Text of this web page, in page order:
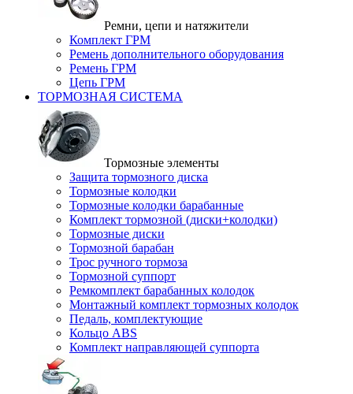
Ремни, цепи и натяжители
Комплект ГРМ
Ремень дополнительного оборудования
Ремень ГРМ
Цепь ГРМ
ТОРМОЗНАЯ СИСТЕМА
Тормозные элементы
Защита тормозного диска
Тормозные колодки
Тормозные колодки барабанные
Комплект тормозной (диски+колодки)
Тормозные диски
Тормозной барабан
Трос ручного тормоза
Тормозной суппорт
Ремкомплект барабанных колодок
Монтажный комплект тормозных колодок
Педаль, комплектующие
Кольцо ABS
Комплект направляющей суппорта